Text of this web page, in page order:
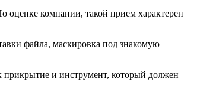
оценке компании, такой прием характерен
файла, маскировка под знакомую
прикрытие и инструмент, который должен